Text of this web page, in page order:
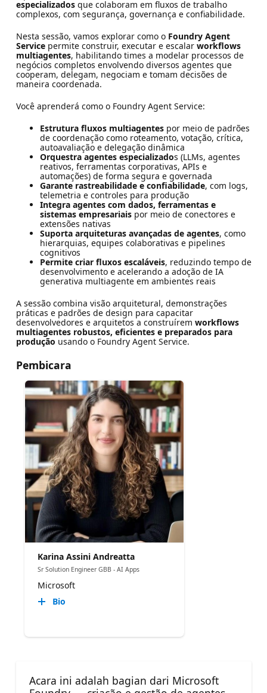
especializadosque colaboram em fluxos de trabalho
complexos, com segurança, governança e confiabilidade.
Nesta sessão, vamos explorar como o Foundry Agent
Servicepermite construir, executar e escalar workflows
multiagentes, habilitando times a modelar processos de
negócios completos envolvendo diversos agentes que
cooperam, delegam, negociam e tomam decisões de
maneira coordenada.
Você aprenderá como o Foundry Agent Service:
Estrutura fluxos multiagentespor meio de padrões
de coordenação como roteamento, votação, crítica,
autoavaliação e delegação dinâmica
Orquestra agentes especializados (LLMs, agentes
reativos, ferramentas corporativas, APIs e
automações) de forma segura e governada
Garante rastreabilidade e confiabilidade, com logs,
telemetria e controles para produção
Integra agentes com dados, ferramentas e
sistemas empresariaispor meio de conectores e
extensões nativas
Suporta arquiteturas avançadas de agentes, como
hierarquias, equipes colaborativas e pipelines
cognitivos
Permite criar fluxos escaláveis, reduzindo tempo de
desenvolvimento e acelerando a adoção de IA
generativa multiagente em ambientes reais
A sessão combina visão arquitetural, demonstrações
práticas e padrões de design para capacitar
desenvolvedores e arquitetos a construírem workflows
multiagentes robustos, eficientes e preparados para
produção usando o Foundry Agent Service.
Pembicara
Karina Assini Andreatta
Sr Solution Engineer GBB - AI Apps
Microsoft
Bio
Acara ini adalah bagian dari Microsoft